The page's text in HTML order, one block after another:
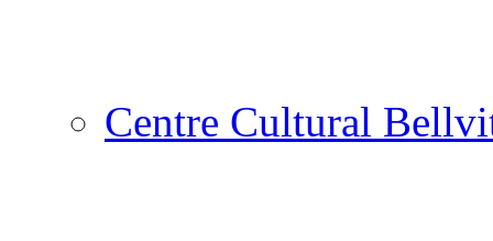
Centre Cultural